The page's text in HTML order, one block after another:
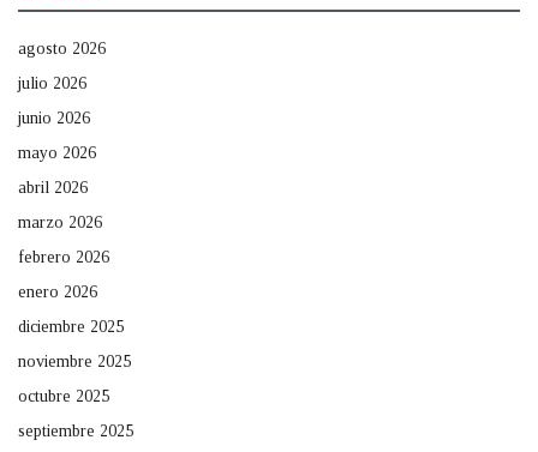
agosto 2026
julio 2026
junio 2026
mayo 2026
abril 2026
marzo 2026
febrero 2026
enero 2026
diciembre 2025
noviembre 2025
octubre 2025
septiembre 2025